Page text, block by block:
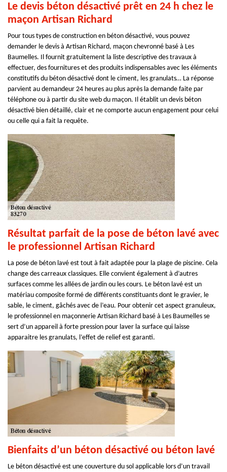
Le devis béton désactivé prêt en 24 h chez le
maçon Artisan Richard
Pour tous types de construction en béton désactivé, vous pouvez
demander le devis à Artisan Richard, maçon chevronné basé à Les
Baumelles. Il fournit gratuitement la liste descriptive des travaux à
effectuer, des fournitures et des produits indispensables avec les éléments
constitutifs du béton désactivé dont le ciment, les granulats… La réponse
parvient au demandeur 24 heures au plus après la demande faite par
téléphone ou à partir du site web du maçon. Il établit un devis béton
désactivé bien détaillé, clair et ne comporte aucun engagement pour celui
ou celle qui a fait la requête.
Résultat parfait de la pose de béton lavé avec
le professionnel Artisan Richard
La pose de béton lavé est tout à fait adaptée pour la plage de piscine. Cela
change des carreaux classiques. Elle convient également à d’autres
surfaces comme les allées de jardin ou les cours. Le béton lavé est un
matériau composite formé de différents constituants dont le gravier, le
sable, le ciment, gâchés avec de l’eau. Pour obtenir cet aspect granuleux,
le professionnel en maçonnerie Artisan Richard basé à Les Baumelles se
sert d’un appareil à forte pression pour laver la surface qui laisse
apparaitre les granulats, l’effet de relief est garanti.
Bienfaits d’un béton désactivé ou béton lavé
Le béton désactivé est une couverture du sol applicable lors d’un travail